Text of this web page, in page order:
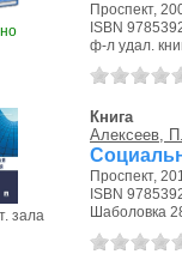
Проспект,
ISBN
ф-л удал.
зала
Книга
Алексеев,
Проспект,
ISBN
Шаболовка